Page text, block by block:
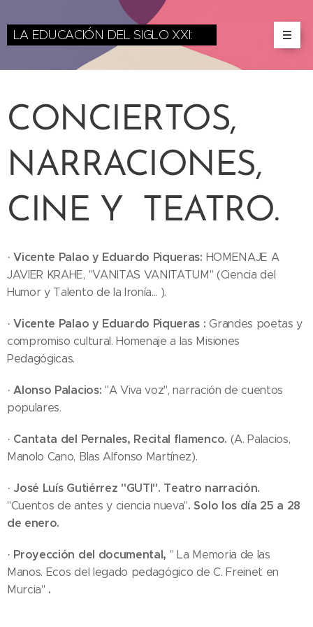
LA EDUCACIÓN DEL SIGLO XXI:
miradas desde las
Ciencias y las Artes
CONCIERTOS,
NARRACIONES,
CINE Y TEATRO.
·Vicente Palao y Eduardo Piqueras: HOMENAJE A
JAVIER KRAHE, "VANITAS VANITATUM" (Ciencia del
Humor y Talento de la Ironía... ).
·Vicente Palao y Eduardo Piqueras :Grandes poetas y
compromiso cultural. Homenaje a las Misiones
Pedagógicas.
·Alonso Palacios: "A Viva voz", narración de cuentos
populares.
· Cantata del Pernales, Recital flamenco. (A. Palacios,
Manolo Cano, Blas Alfonso Martínez).
· José Luís Gutiérrez "GUTI". Teatro narración.
"Cuentos de antes y ciencia nueva". Solo los día 25 a 28
de enero.
· Proyección del documental, " La Memoria de las
Manos. Ecos del legado pedagógico de C. Freinet en
Murcia" .